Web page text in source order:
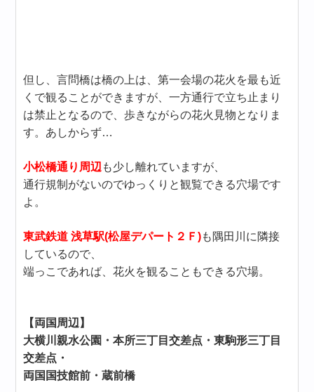
但し、言問橋は橋の上は、第一会場の花火を最も近
くで観ることができますが、一方通行で立ち止まり
は禁止となるので、歩きながらの花火見物となりま
す。あしからず…
小松橋通り周辺 も少し離れていますが、
通行規制がないのでゆっくりと観覧できる穴場です
よ。
東武鉄道 浅草駅(松屋デパート２Ｆ)も隅田川に隣接
しているので、
端っこであれば、花火を観ることもできる穴場。
【両国周辺】
大横川親水公園・本所三丁目交差点・東駒形三丁目
交差点・
両国国技館前・蔵前橋